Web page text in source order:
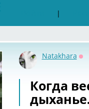
|
Natakhara
Когда